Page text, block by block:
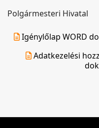
Polgármesteri Hivatal
Igénylőlap WORD
Adatkezelési